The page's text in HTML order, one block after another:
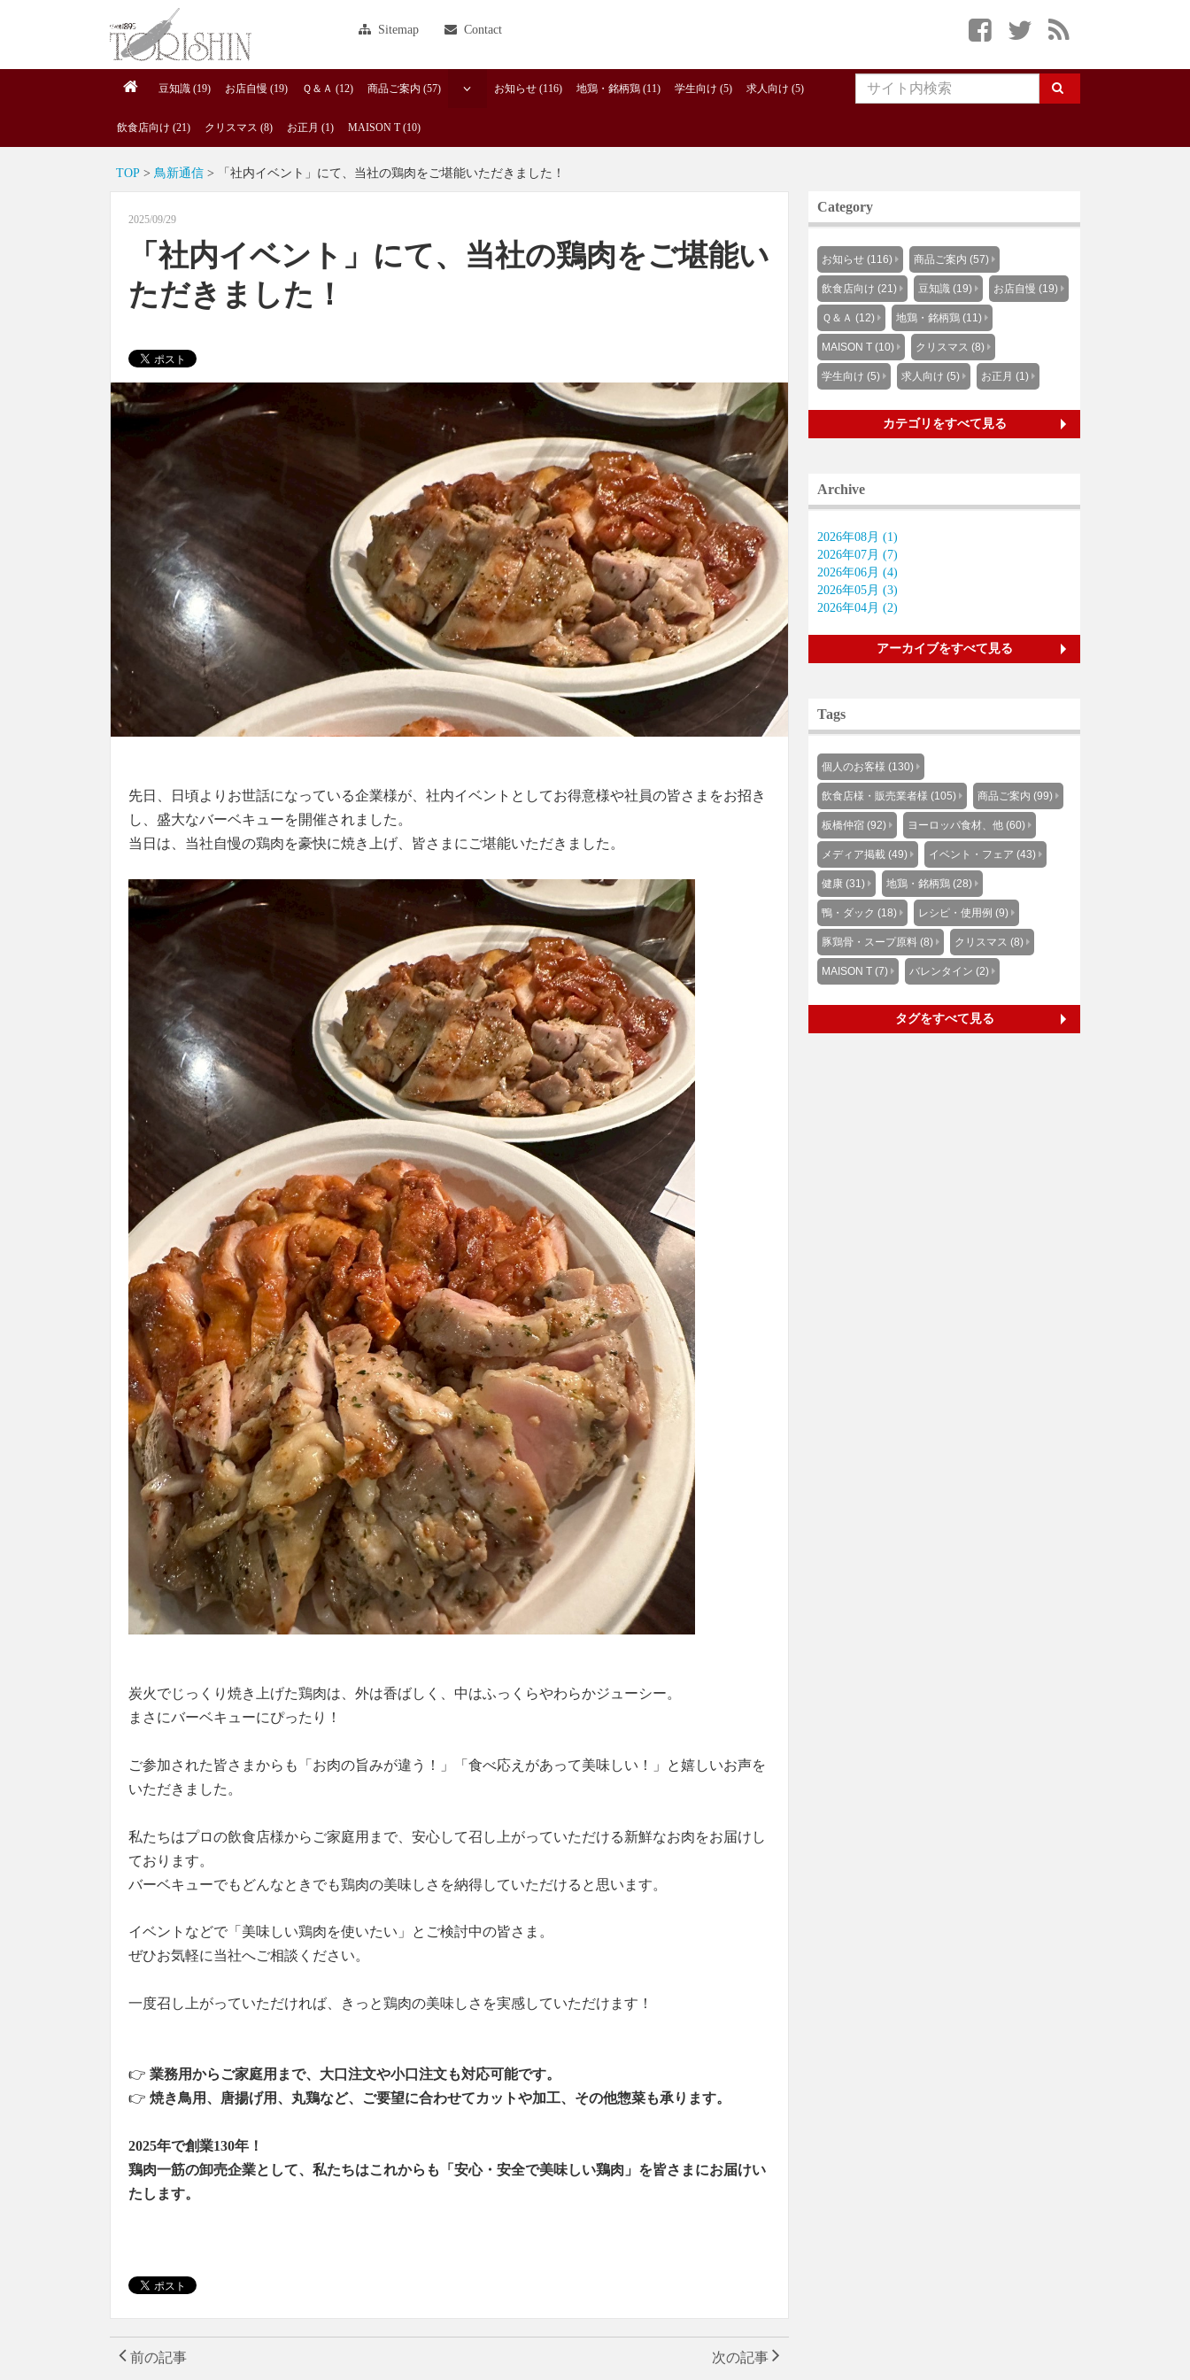
Sitemap Contact
豆知識 (19) お店自慢 (19) Ｑ＆Ａ (12) 商品ご案内 (57) お知らせ (116) 地鶏・銘柄鶏 (11) 学生向け (5) 求人向け (5)
飲食店向け (21) クリスマス (8) お正月 (1) MAISON T (10)
TOP >鳥新通信 > 「社内イベント」にて、当社の鶏肉をご堪能いただきました！
2025/09/29
「社内イベント」にて、当社の鶏肉をご堪能い
ただきました！
先日、日頃よりお世話になっている企業様が、社内イベントとしてお得意様や社員の皆さまをお招き
し、盛大なバーベキューを開催されました。
当日は、当社自慢の鶏肉を豪快に焼き上げ、皆さまにご堪能いただきました。
炭火でじっくり焼き上げた鶏肉は、外は香ばしく、中はふっくらやわらかジューシー。
まさにバーベキューにぴったり！
ご参加された皆さまからも「お肉の旨みが違う！」「食べ応えがあって美味しい！」と嬉しいお声を
いただきました。
私たちはプロの飲食店様からご家庭用まで、安心して召し上がっていただける新鮮なお肉をお届けし
ております。
バーベキューでもどんなときでも鶏肉の美味しさを納得していただけると思います。
イベントなどで「美味しい鶏肉を使いたい」とご検討中の皆さま。
ぜひお気軽に当社へご相談ください。
一度召し上がっていただければ、きっと鶏肉の美味しさを実感していただけます！
👉 業務用からご家庭用まで、大口注文や小口注文も対応可能です。
👉 焼き鳥用、唐揚げ用、丸鶏など、ご要望に合わせてカットや加工、その他惣菜も承ります。
2025年で創業130年！
鶏肉一筋の卸売企業として、私たちはこれからも「安心・安全で美味しい鶏肉」を皆さまにお届けい
たします。
前の記事 次の記事
Category
お知らせ (116) 商品ご案内 (57)
飲食店向け (21) 豆知識 (19) お店自慢 (19)
Ｑ＆Ａ (12) 地鶏・銘柄鶏 (11)
MAISON T (10) クリスマス (8)
学生向け (5) 求人向け (5) お正月 (1)
カテゴリをすべて見る
Archive
2026年08月 (1)
2026年07月 (7)
2026年06月 (4)
2026年05月 (3)
2026年04月 (2)
アーカイブをすべて見る
Tags
個人のお客様 (130)
飲食店様・販売業者様 (105) 商品ご案内 (99)
板橋仲宿 (92) ヨーロッパ食材、他 (60)
メディア掲載 (49) イベント・フェア (43)
健康 (31) 地鶏・銘柄鶏 (28)
鴨・ダック (18) レシピ・使用例 (9)
豚鶏骨・スープ原料 (8) クリスマス (8)
MAISON T (7) バレンタイン (2)
タグをすべて見る